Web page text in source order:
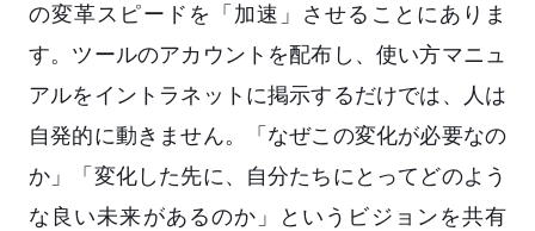
の変革スピードを「加速」させることにありま
す。ツールのアカウントを配布し、使い方マニュ
アルをイントラネットに掲示するだけでは、人は
自発的に動きません。「なぜこの変化が必要なの
か」「変化した先に、自分たちにとってどのよう
な良い未来があるのか」というビジョンを共有